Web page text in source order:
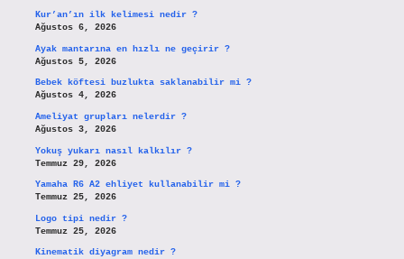
Kur’an’ın ilk kelimesi nedir ?
Ağustos 6, 2026
Ayak mantarına en hızlı ne geçirir ?
Ağustos 5, 2026
Bebek köftesi buzlukta saklanabilir mi ?
Ağustos 4, 2026
Ameliyat grupları nelerdir ?
Ağustos 3, 2026
Yokuş yukarı nasıl kalkılır ?
Temmuz 29, 2026
Yamaha R6 A2 ehliyet kullanabilir mi ?
Temmuz 25, 2026
Logo tipi nedir ?
Temmuz 25, 2026
Kinematik diyagram nedir ?